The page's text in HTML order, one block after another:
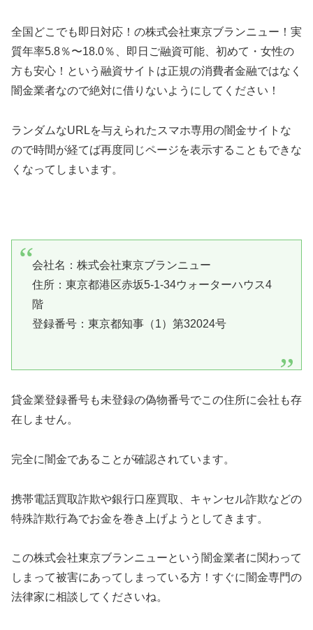
全国どこでも即日対応！の株式会社東京ブランニュー！実
質年率5.8％〜18.0％、即日ご融資可能、初めて・女性の
方も安心！という融資サイトは正規の消費者金融ではなく
闇金業者なので絶対に借りないようにしてください！
ランダムなURLを与えられたスマホ専用の闇金サイトな
ので時間が経てば再度同じページを表示することもできな
くなってしまいます。
会社名：株式会社東京ブランニュー
住所：東京都港区赤坂5-1-34ウォーターハウス4
階
登録番号：東京都知事（1）第32024号
貸金業登録番号も未登録の偽物番号でこの住所に会社も存
在しません。
完全に闇金であることが確認されています。
携帯電話買取詐欺や銀行口座買取、キャンセル詐欺などの
特殊詐欺行為でお金を巻き上げようとしてきます。
この株式会社東京ブランニューという闇金業者に関わって
しまって被害にあってしまっている方！すぐに闇金専門の
法律家に相談してくださいね。